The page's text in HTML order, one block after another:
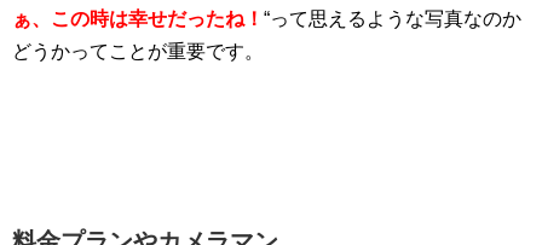
ぁ、この時は幸せだったね！ “って思えるような写真なのか
どうかってことが重要です。